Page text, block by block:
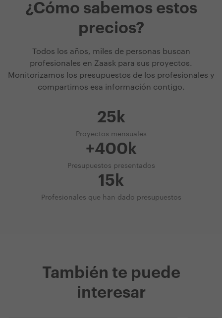
¿Cómo sabemos estos
precios?
Todos los años, miles de personas buscan
profesionales en Zaask para sus proyectos.
Monitorizamos los presupuestos de los profesionales y
compartimos esa información contigo.
25k
Proyectos mensuales
+400k
Presupuestos presentados
15k
Profesionales que han dado presupuestos
También te puede
interesar